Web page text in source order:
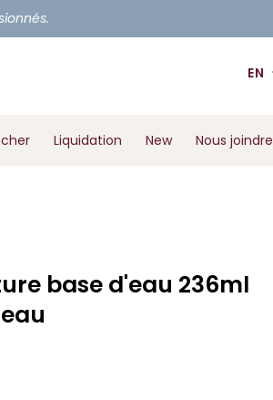
EN
Liquidation New Nous joindre
base d'eau 236ml